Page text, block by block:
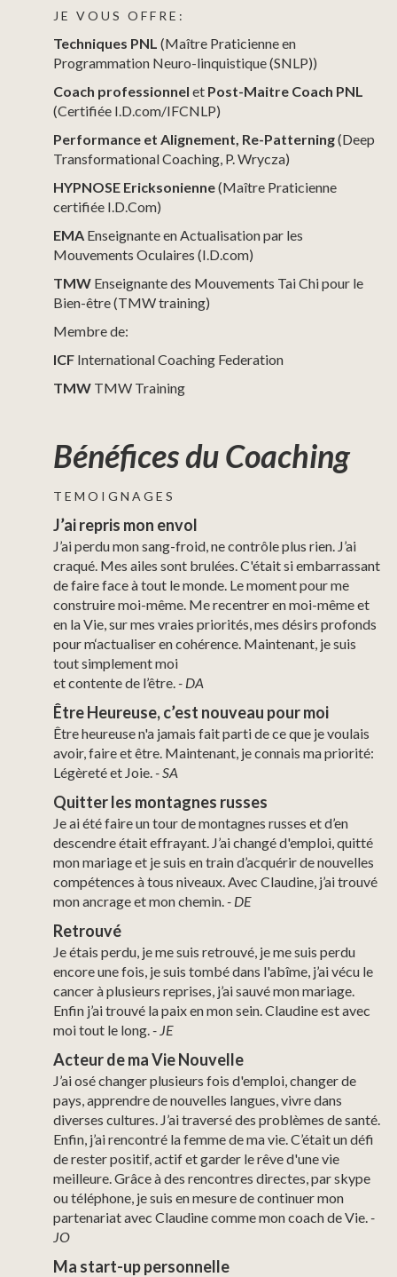
J E V O U S O F F R E :
Techniques PNL (Maître Praticienne en
Programmation Neuro-linquistique (SNLP))
Coach professionnel et Post-Maitre Coach PNL
(Certifiée I.D.com/IFCNLP)
Performance et Alignement, Re-Patterning(Deep
Transformational Coaching, P. Wrycza)
HYPNOSE Ericksonienne(Maître Praticienne
certifiée I.D.Com)
EMA Enseignante en Actualisation par les
Mouvements Oculaires (I.D.com)
TMW Enseignante des Mouvements Tai Chi pour le
Bien-être (TMW training)
Membre de:
ICF International Coaching Federation
TMW TMW Training
Bénéfices du Coaching
T E M O I G N A G E S
J’ai repris mon envol
J’ai perdu mon sang-froid, ne contrôle plus rien. J’ai
craqué. Mes ailes sont brulées. C'était si embarrassant
de faire face à tout le monde. Le moment pour me
construire moi-même. Me recentrer en moi-même et
en la Vie, sur mes vraies priorités, mes désirs profonds
pour m‘actualiser en cohérence. Maintenant, je suis
tout simplement moi
et contente de l’être.- DA
Être Heureuse, c’est nouveau pour moi
Être heureuse n'a jamais fait parti de ce que je voulais
avoir, faire et être. Maintenant, je connais ma priorité:
Légèreté et Joie.- SA
Quitter les montagnes russes
Je ai été faire un tour de montagnes russes et d’en
descendre était effrayant. J’ai changé d'emploi, quitté
mon mariage et je suis en train d’acquérir de nouvelles
compétences à tous niveaux. Avec Claudine, j’ai trouvé
mon ancrage et mon chemin.- DE
Retrouvé
Je étais perdu, je me suis retrouvé, je me suis perdu
encore une fois, je suis tombé dans l'abîme, j’ai vécu le
cancer à plusieurs reprises, j’ai sauvé mon mariage.
Enfin j’ai trouvé la paix en mon sein. Claudine est avec
moi tout le long.- JE
Acteur de ma Vie Nouvelle
J’ai osé changer plusieurs fois d'emploi, changer de
pays, apprendre de nouvelles langues, vivre dans
diverses cultures. J’ai traversé des problèmes de santé.
Enfin, j’ai rencontré la femme de ma vie. C’était un défi
de rester positif, actif et garder le rêve d'une vie
meilleure. Grâce à des rencontres directes, par skype
ou téléphone, je suis en mesure de continuer mon
partenariat avec Claudine comme mon coach de Vie.-
JO
Ma start-up personnelle